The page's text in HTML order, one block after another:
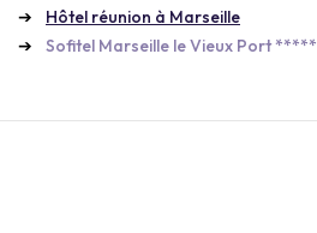
Hôtel réunion à Marseille
Sofitel Marseille le Vieux Port *****